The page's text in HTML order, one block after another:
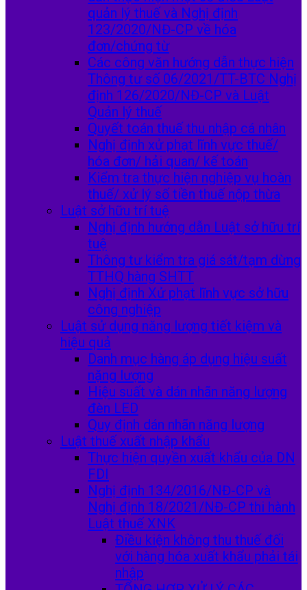
quản lý thuế và Nghị định
123/2020/NĐ-CP về hóa
đơn/chứng từ
Các công văn hướng dẫn thực hiện
Thông tư số 06/2021/TT-BTC Nghị
định 126/2020/NĐ-CP và Luật
Quản lý thuế
Quyết toán thuế thu nhập cá nhân
Nghị định xử phạt lĩnh vực thuế/
hóa đơn/ hải quan/ kế toán
Kiểm tra thực hiện nghiệp vụ hoàn
thuế/ xử lý số tiền thuế nộp thừa
Luật sở hữu trí tuệ
Nghị định hướng dẫn Luật sở hữu trí
tuệ
Thông tư kiểm tra giá sát/tạm dừng
TTHQ hàng SHTT
Nghị định Xử phạt lĩnh vực sở hữu
công nghiệp
Luật sử dụng năng lượng tiết kiệm và
hiệu quả
Danh mục hàng áp dụng hiệu suất
nặng lượng
Hiệu suất và dán nhãn năng lượng
đèn LED
Quy định dán nhãn năng lượng
Luật thuế xuất nhập khẩu
Thực hiện quyền xuất khẩu của DN
FDI
Nghị định 134/2016/NĐ-CP và
Nghị định 18/2021/NĐ-CP thi hành
Luật thuế XNK
Điều kiện không thu thuế đối
với hàng hóa xuất khẩu phải tái
nhập